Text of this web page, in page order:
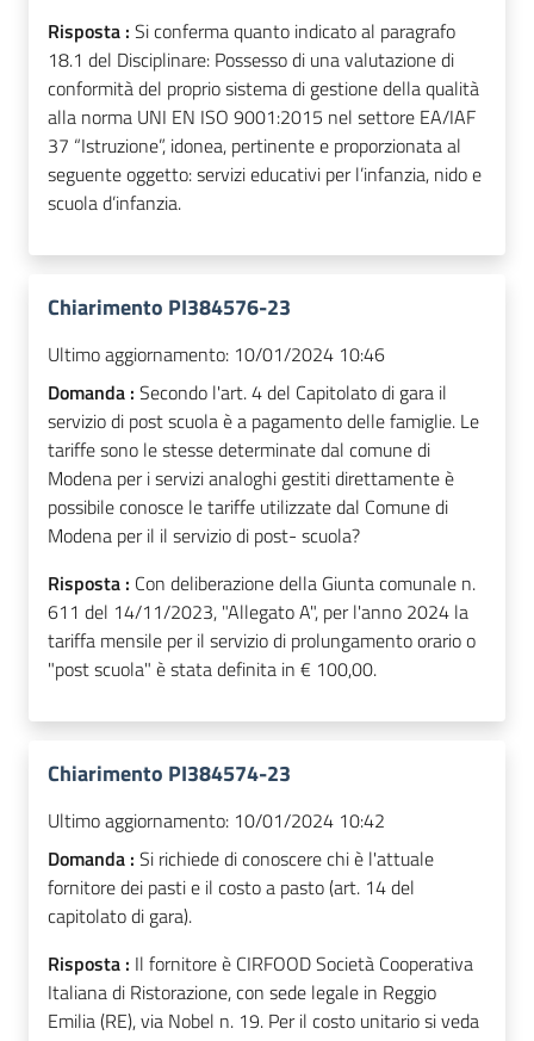
Risposta : Si conferma quanto indicato al paragrafo
18.1 del Disciplinare: Possesso di una valutazione di
conformità del proprio sistema di gestione della qualità
alla norma UNI EN ISO 9001:2015 nel settore EA/IAF
37 “Istruzione”, idonea, pertinente e proporzionata al
seguente oggetto: servizi educativi per l’infanzia, nido e
scuola d’infanzia.
Chiarimento PI384576-23
Ultimo aggiornamento: 10/01/2024 10:46
Domanda : Secondo l'art. 4 del Capitolato di gara il
servizio di post scuola è a pagamento delle famiglie. Le
tariffe sono le stesse determinate dal comune di
Modena per i servizi analoghi gestiti direttamente è
possibile conosce le tariffe utilizzate dal Comune di
Modena per il il servizio di post- scuola?
Risposta : Con deliberazione della Giunta comunale n.
611 del 14/11/2023, "Allegato A", per l'anno 2024 la
tariffa mensile per il servizio di prolungamento orario o
"post scuola" è stata definita in € 100,00.
Chiarimento PI384574-23
Ultimo aggiornamento: 10/01/2024 10:42
Domanda : Si richiede di conoscere chi è l'attuale
fornitore dei pasti e il costo a pasto (art. 14 del
capitolato di gara).
Risposta : Il fornitore è CIRFOOD Società Cooperativa
Italiana di Ristorazione, con sede legale in Reggio
Emilia (RE), via Nobel n. 19. Per il costo unitario si veda